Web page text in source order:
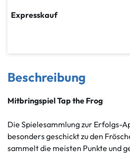
Expresskauf
Beschreibung
Mitbringspiel Tap the Frog
Die Spielesammlung zur Erfolgs-
besonders geschickt zu den
sammelt die meisten Punkte und